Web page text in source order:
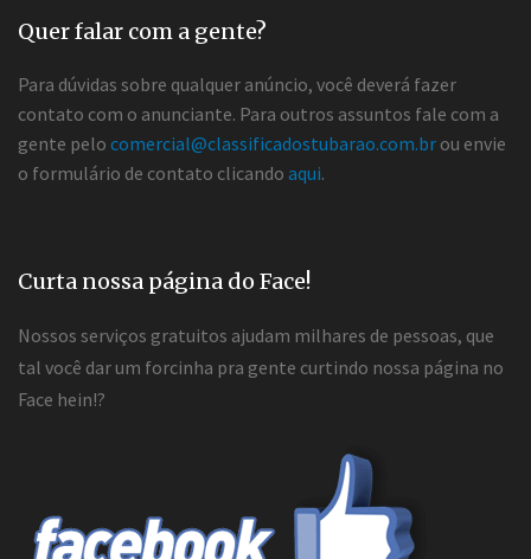
Quer falar com a gente?
Para dúvidas sobre qualquer anúncio, você deverá fazer
contato com o anunciante. Para outros assuntos fale com a
gente pelo comercial@classificadostubarao.com.br ou envie
o formulário de contato clicando aqui.
Curta nossa página do Face!
Nossos serviços gratuitos ajudam milhares de pessoas, que
tal você dar um forcinha pra gente curtindo nossa página no
Face hein!?